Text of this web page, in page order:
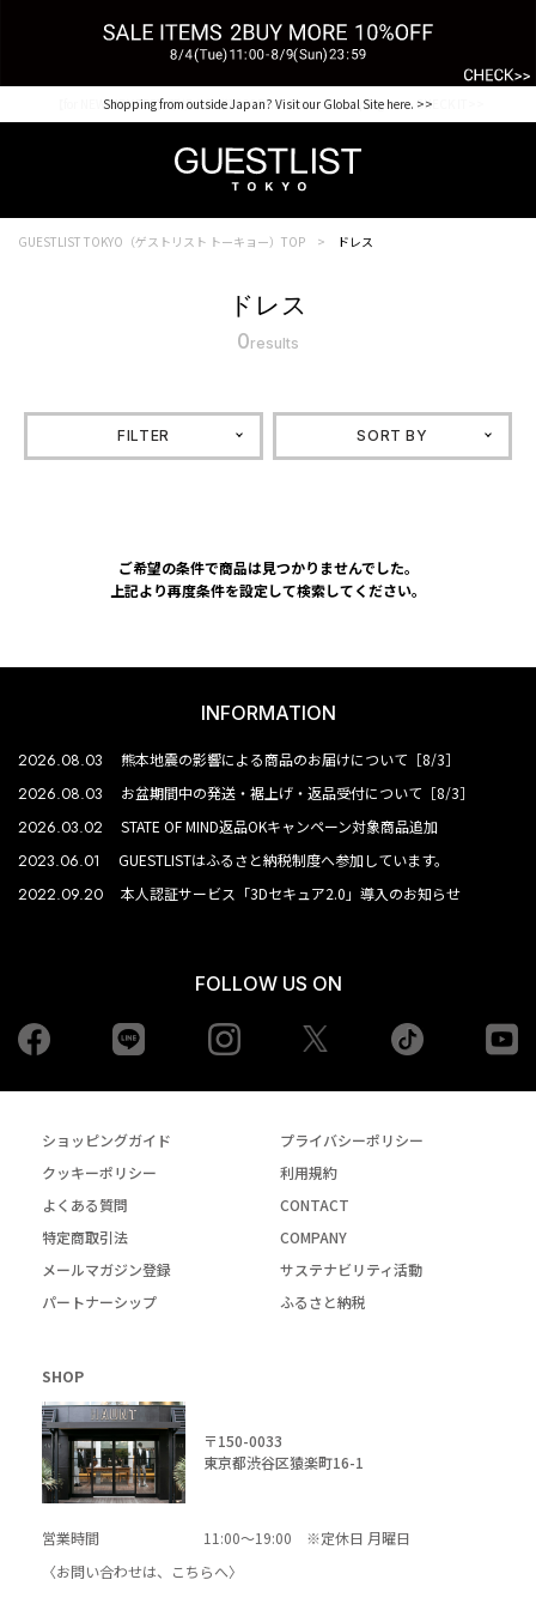
Shopping from outside Japan? Visit our Global Site here. >>
【for NEW MEMBER】新規会員様1000Point Present Campaign CHECK IT>>
GUESTLIST TOKYO（ゲストリスト トーキョー）TOP ドレス
ドレス
0results
FILTER SORT BY
ご希望の条件で商品は見つかりませんでした。
上記より再度条件を設定して検索してください。
INFORMATION
2026.08.03 熊本地震の影響による商品のお届けについて［8/3］
2026.08.03 お盆期間中の発送・裾上げ・返品受付について［8/3］
2026.03.02 STATE OF MIND返品OKキャンペーン対象商品追加
2023.06.01 GUESTLISTはふるさと納税制度へ参加しています。
2022.09.20 本人認証サービス「3Dセキュア2.0」導入のお知らせ
FOLLOW US ON
Facebook Instagram tiktok
ショッピングガイド
プライバシーポリシー
クッキーポリシー
利用規約
よくある質問
CONTACT
特定商取引法
COMPANY
メールマガジン登録
サステナビリティ活動
パートナーシップ
ふるさと納税
SHOP
〒150-0033
東京都渋谷区猿楽町16-1
営業時間
11:00～19:00 ※定休日 月曜日
〈お問い合わせは、
こちらへ〉